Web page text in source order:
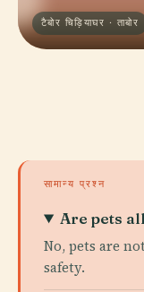
टैबोर चिड़ियाघर · ताबोर
सामान्य प्रश्न
Are pets
No, pets are
safety.